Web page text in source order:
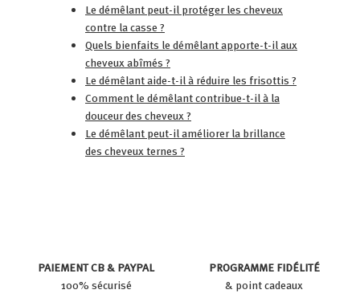
Le démêlant peut-il protéger les cheveux
contre la casse ?
Quels bienfaits le démêlant apporte-t-il aux
cheveux abîmés ?
Le démêlant aide-t-il à réduire les frisottis ?
Comment le démêlant contribue-t-il à la
douceur des cheveux ?
Le démêlant peut-il améliorer la brillance
des cheveux ternes ?
PAIEMENT CB & PAYPAL
100% sécurisé
PROGRAMME FIDÉLITÉ
& point cadeaux